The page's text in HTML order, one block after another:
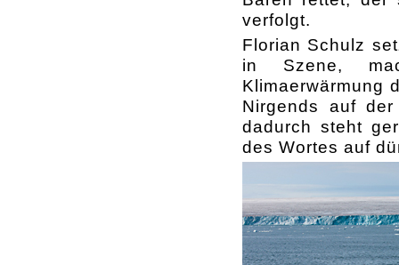
verfolgt.
Florian Schulz
in Szene,
Klimaerwärmung
Nirgends auf
dadurch steht
des Wortes auf